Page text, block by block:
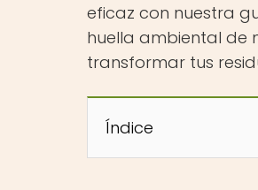
eficaz con nuestra
huella ambiental de
transformar tus
Índice